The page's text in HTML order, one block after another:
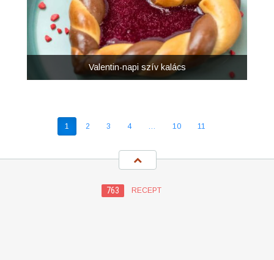
Valentin-napi szív kalács
1 2 3 4 … 10 11
763 RECEPT